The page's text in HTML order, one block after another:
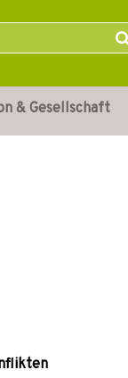
& Gesellschaft